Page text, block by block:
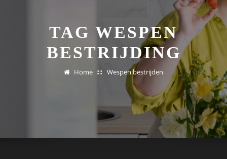
TAG WESPEN
BESTRIJDING
Home Wespen bestrijden